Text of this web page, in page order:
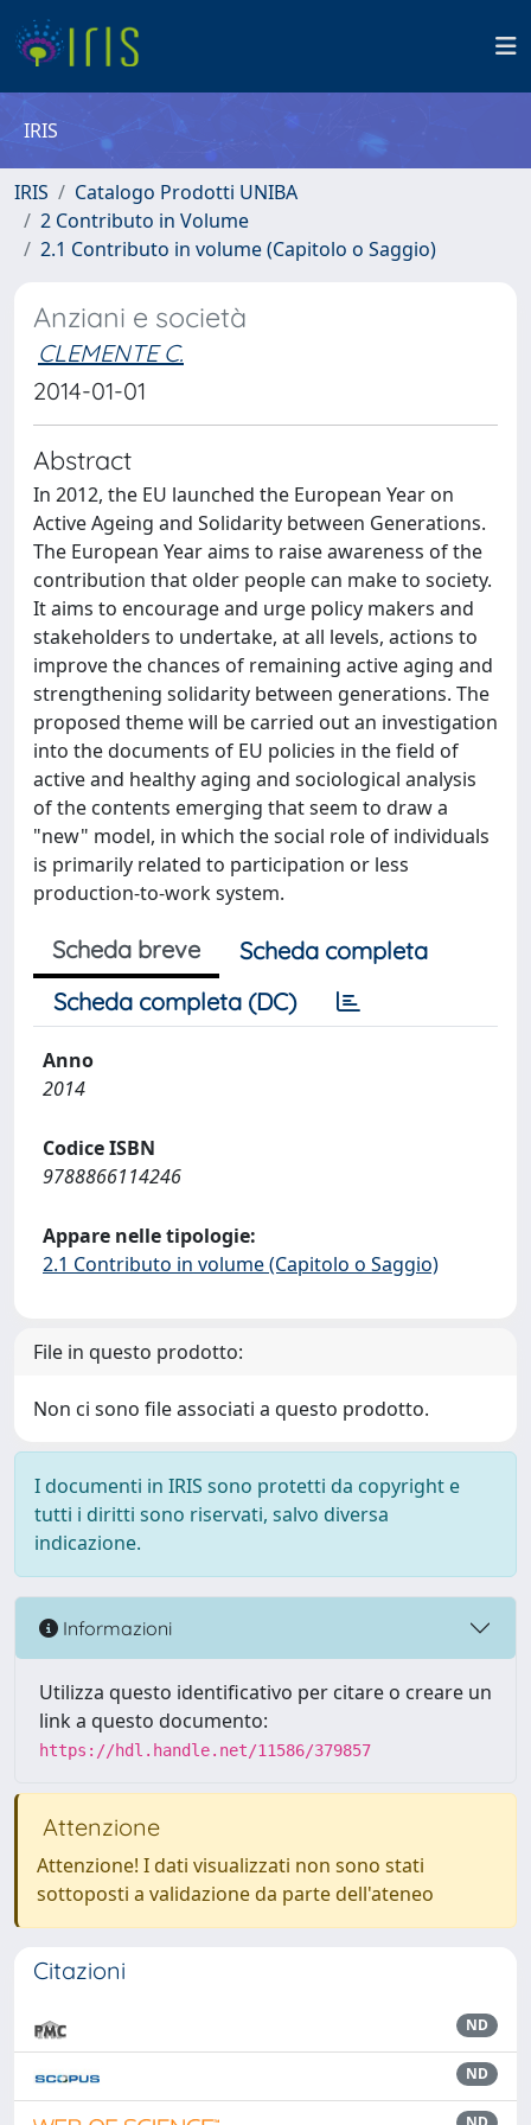
IRIS
IRIS
Catalogo Prodotti UNIBA
2 Contributo in Volume
2.1 Contributo in volume (Capitolo o Saggio)
Anziani e società
CLEMENTE C.
2014-01-01
Abstract
In 2012, the EU launched the European Year on
Active Ageing and Solidarity between Generations.
The European Year aims to raise awareness of the
contribution that older people can make to society.
It aims to encourage and urge policy makers and
stakeholders to undertake, at all levels, actions to
improve the chances of remaining active aging and
strengthening solidarity between generations. The
proposed theme will be carried out an investigation
into the documents of EU policies in the field of
active and healthy aging and sociological analysis
of the contents emerging that seem to draw a
"new" model, in which the social role of individuals
is primarily related to participation or less
production-to-work system.
Scheda breve
Scheda completa
Scheda completa (DC)
Anno
2014
Codice ISBN
9788866114246
Appare nelle tipologie:
2.1 Contributo in volume (Capitolo o Saggio)
File in questo prodotto:
Non ci sono file associati a questo prodotto.
I documenti in IRIS sono protetti da copyright e
tutti i diritti sono riservati, salvo diversa
indicazione.
Informazioni
Utilizza questo identificativo per citare o creare un
link a questo documento:
https://hdl.handle.net/11586/379857
Attenzione
Attenzione! I dati visualizzati non sono stati
sottoposti a validazione da parte dell'ateneo
Citazioni
ND
ND